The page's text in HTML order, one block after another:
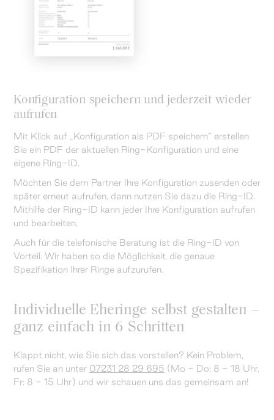
Konfiguration speichern und jederzeit wieder
aufrufen
Mit Klick auf „Konfiguration als PDF speichern“ erstellen
Sie ein PDF der aktuellen Ring-Konfiguration und eine
eigene Ring-ID.
Möchten Sie dem Partner Ihre Konfiguration zusenden oder
später erneut aufrufen, dann nutzen Sie dazu die Ring-ID.
Mithilfe der Ring-ID kann jeder Ihre Konfiguration aufrufen
und bearbeiten.
Auch für die telefonische Beratung ist die Ring-ID von
Vorteil. Wir haben so die Möglichkeit, die genaue
Spezifikation Ihrer Ringe aufzurufen.
Individuelle Eheringe selbst gestalten –
ganz einfach in 6 Schritten
Klappt nicht, wie Sie sich das vorstellen? Kein Problem,
rufen Sie an unter 07231 28 29 695 (Mo - Do: 8 - 18 Uhr,
Fr: 8 - 15 Uhr) und wir schauen uns das gemeinsam an!